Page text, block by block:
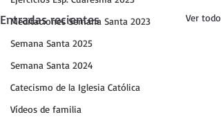
Meditaciones Semana Santa 2023
Semana Santa 2025
Semana Santa 2024
Catecismo de la Iglesia Católica
Vídeos de familia
Entradas recientes Ver todo